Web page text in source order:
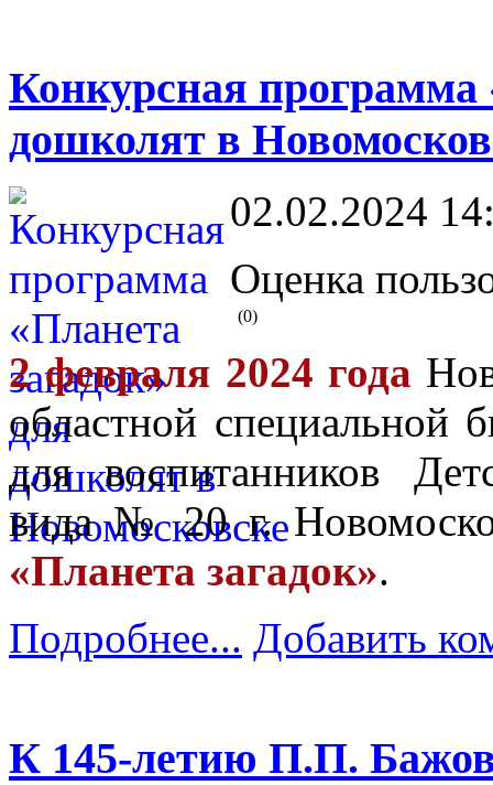
Конкурсная программа
дошколят в
02.02.2024
Оценка
(0)
2 февраля 2024 года
областной специальной
для воспитанников
вида № 20 г.
«Планета загадок».
Подробнее... Добавить
К 145-летию П.П.